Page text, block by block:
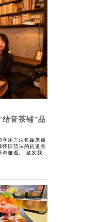
音茶铺”品
用方法也越来越
怀旧韵味的街道谷
奇邂逅。 这次我